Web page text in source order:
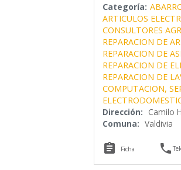
Categoría:
ARTICULOS
CONSULTORES
REPARACION DE
REPARACION DE
REPARACION DE
REPARACION DE
COMPUTACION,
Dirección: Camilo
Comuna: Valdivia
 Ficha 